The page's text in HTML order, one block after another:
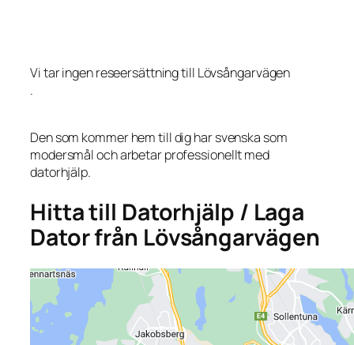
Vi tar ingen reseersättning till Lövsångarvägen
.
Den som kommer hem till dig har svenska som
modersmål och arbetar professionellt med
datorhjälp.
Hitta till Datorhjälp / Laga
Dator från Lövsångarvägen